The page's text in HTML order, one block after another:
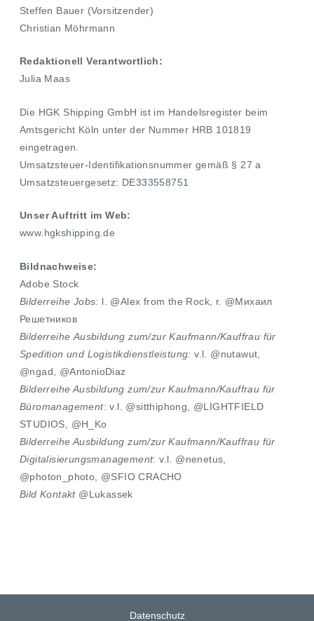
Steffen Bauer (Vorsitzender)
Christian Möhrmann
Redaktionell Verantwortlich:
Julia Maas
Die HGK Shipping GmbH ist im Handelsregister beim
Amtsgericht Köln unter der Nummer HRB 101819
eingetragen.
Umsatzsteuer-Identifikationsnummer gemäß § 27 a
Umsatzsteuergesetz: DE333558751
Unser Auftritt im Web:
www.hgkshipping.de
Bildnachweise:
Adobe Stock
Bilderreihe Jobs: l. @Alex from the Rock, r. @Михаил
Решетников
Bilderreihe Ausbildung zum/zur Kaufmann/Kauffrau für
Spedition und Logistikdienstleistung: v.l. @nutawut,
@ngad, @AntonioDiaz
Bilderreihe Ausbildung zum/zur Kaufmann/Kauffrau für
Büromanagement: v.l. @sitthiphong, @LIGHTFIELD
STUDIOS, @H_Ko
Bilderreihe Ausbildung zum/zur Kaufmann/Kauffrau für
Digitalisierungsmanagement: v.l. @nenetus,
@photon_photo, @SFIO CRACHO
Bild Kontakt @Lukassek
Datenschutz